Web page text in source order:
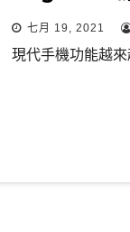
就可充！
七月 19, 2021
現代手機功能越